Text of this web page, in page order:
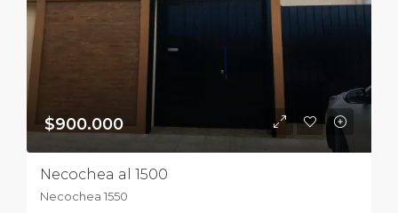
$900.000
Necochea al 1500
Necochea 1550